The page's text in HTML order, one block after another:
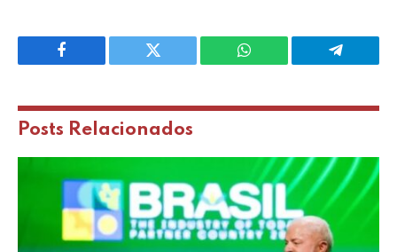
Facebook Twitter WhatsApp Telegram
Posts Relacionados